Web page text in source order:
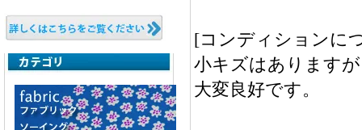
[コンディションに
小キズはあります
大変良好です。